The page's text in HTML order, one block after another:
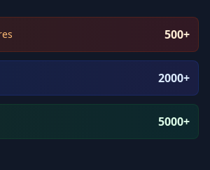
500+
2000+
5000+